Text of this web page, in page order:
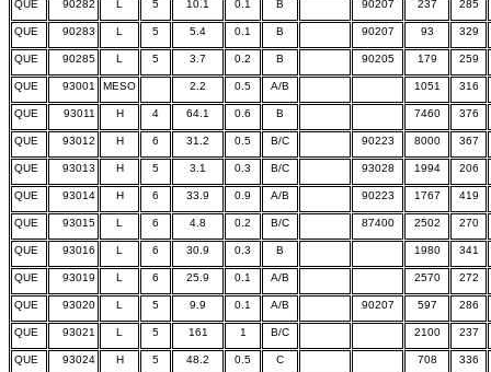
QUE 90282 L 5 10.1 0.1 B 90207 237 285
QUE 90283 L 5 5.4 0.1 B 90207 93 329
QUE 90285 L 5 3.7 0.2 B 90205 179 259
QUE 93001 MESO 2.2 0.5 A/B 1051 316
QUE 93011 H 4 64.1 0.6 B 7460 376
QUE 93012 H 6 31.2 0.5 B/C 90223 8000 367
QUE 93013 H 5 3.1 0.3 B/C 93028 1994 206
QUE 93014 H 6 33.9 0.9 A/B 90223 1767 419
QUE 93015 L 6 4.8 0.2 B/C 87400 2502 270
QUE 93016 L 6 30.9 0.3 B 1980 341
QUE 93019 L 6 25.9 0.1 A/B 2570 272
QUE 93020 L 5 9.9 0.1 A/B 90207 597 286
QUE 93021 L 5 161 1 B/C 2100 237
QUE 93024 H 5 48.2 0.5 C 708 336